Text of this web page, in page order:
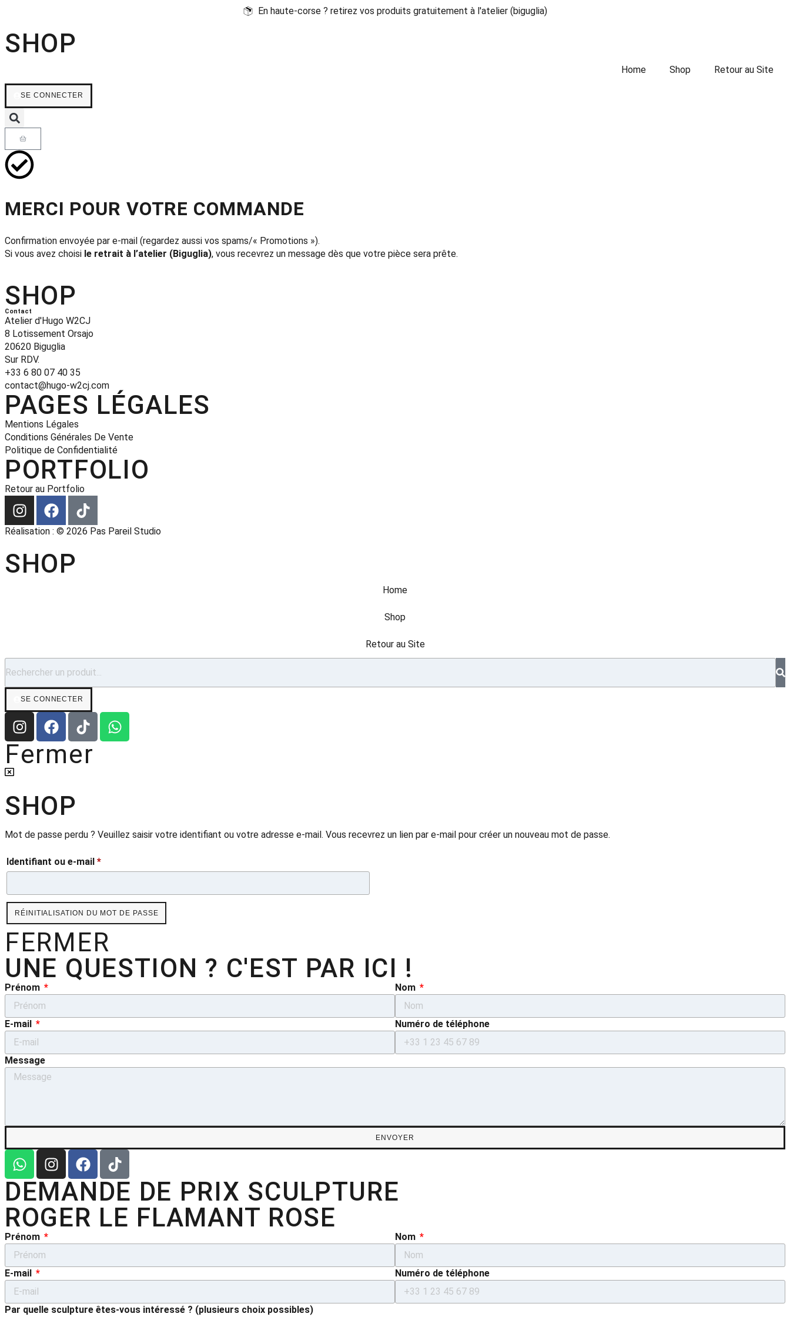
En haute-corse ? retirez vos produits gratuitement à l'atelier (biguglia)
SHOP
Home Shop Retour au Site
SE CONNECTER
MERCI POUR VOTRE COMMANDE
Confirmation envoyée par e-mail (regardez aussi vos spams/« Promotions »).
Si vous avez choisi le retrait à l’atelier (Biguglia), vous recevrez un message dès que votre pièce sera prête.
SHOP
Contact
Atelier d'Hugo W2CJ
8 Lotissement Orsajo
20620 Biguglia
Sur RDV.
+33 6 80 07 40 35
contact@hugo-w2cj.com
PAGES LÉGALES
Mentions Légales
Conditions Générales De Vente
Politique de Confidentialité
PORTFOLIO
Retour au Portfolio
Réalisation : © 2026 Pas Pareil Studio
SHOP
Home
Shop
Retour au Site
SE CONNECTER
Fermer
SHOP
Mot de passe perdu ? Veuillez saisir votre identifiant ou votre adresse e-mail. Vous recevrez un lien par e-mail pour créer un nouveau mot de passe.
Identifiant ou e-mail *
RÉINITIALISATION DU MOT DE PASSE
FERMER
UNE QUESTION ? C'EST PAR ICI !
Prénom Nom
E-mail Numéro de téléphone
Message
ENVOYER
DEMANDE DE PRIX SCULPTURE
ROGER LE FLAMANT ROSE
Prénom Nom
E-mail Numéro de téléphone
Par quelle sculpture êtes-vous intéressé ? (plusieurs choix possibles)